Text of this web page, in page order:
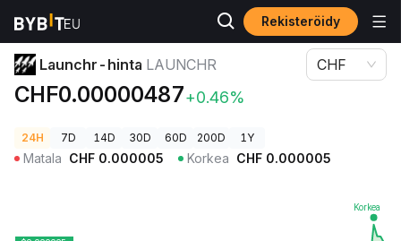
Rekisteröidy
Kryptohinnat Launchr-hinta LAUNCHR
Launchr-hinta LAUNCHR
CHF0.00000487+0.46%
CHF
24H 7D 14D 30D 60D 200D 1Y
Matala CHF 0.000005 Korkea CHF 0.000005